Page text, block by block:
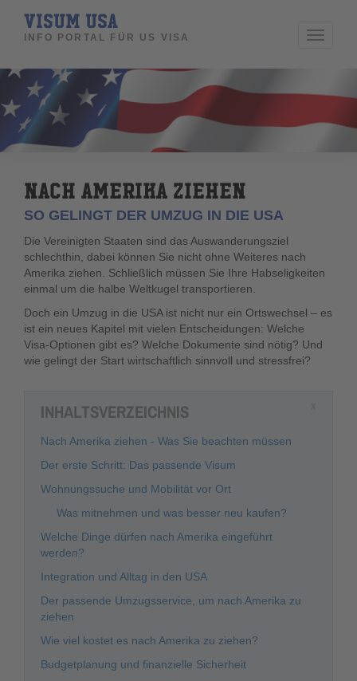
Toggle
VISUM USA
INFO PORTAL FÜR US VISA
NACH AMERIKA ZIEHEN
SO GELINGT DER UMZUG IN DIE USA
Die Vereinigten Staaten sind das Auswanderungsziel
schlechthin, dabei können Sie nicht ohne Weiteres nach
Amerika ziehen. Schließlich müssen Sie Ihre Habseligkeiten
einmal um die halbe Weltkugel transportieren.
Doch ein Umzug in die USA ist nicht nur ein Ortswechsel – es
ist ein neues Kapitel mit vielen Entscheidungen: Welche
Visa‑Optionen gibt es? Welche Dokumente sind nötig? Und
wie gelingt der Start wirtschaftlich sinnvoll und stressfrei?
INHALTSVERZEICHNIS
Nach Amerika ziehen - Was Sie beachten müssen
Der erste Schritt: Das passende Visum
Wohnungssuche und Mobilität vor Ort
Was mitnehmen und was besser neu kaufen?
Welche Dinge dürfen nach Amerika eingeführt
werden?
Integration und Alltag in den USA
Der passende Umzugsservice, um nach Amerika zu
ziehen
Wie viel kostet es nach Amerika zu ziehen?
Budgetplanung und finanzielle Sicherheit